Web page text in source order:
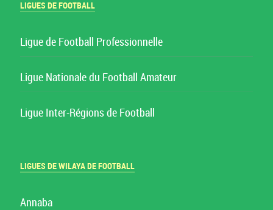
LIGUES DE FOOTBALL
Ligue de Football Professionnelle
Ligue Nationale du Football Amateur
Ligue Inter-Régions de Football
LIGUES DE WILAYA DE FOOTBALL
Annaba